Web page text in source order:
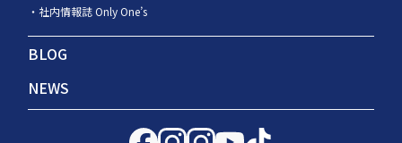
社内情報誌 Only One’s
BLOG
NEWS